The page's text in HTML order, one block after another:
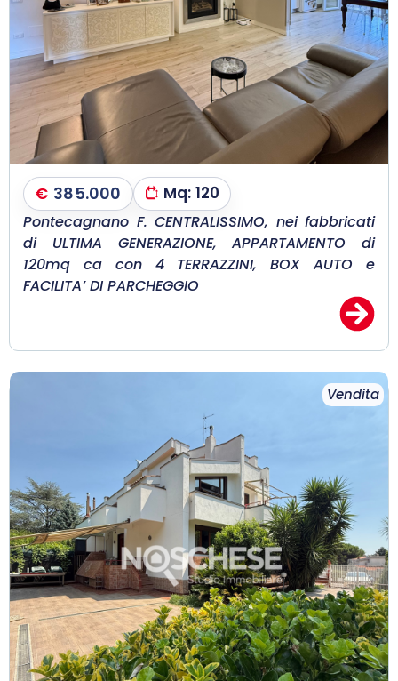
€ 385.000 Mq: 120
Pontecagnano F. CENTRALISSIMO, nei fabbricati
di ULTIMA GENERAZIONE, APPARTAMENTO di
120mq ca con 4 TERRAZZINI, BOX AUTO e
FACILITA’ DI PARCHEGGIO
Vendita